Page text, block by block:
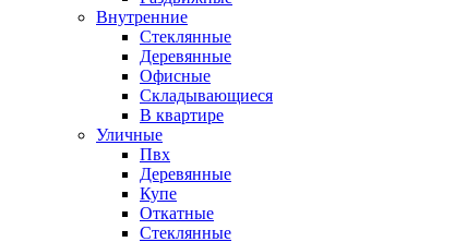
Внутренние
Стеклянные
Деревянные
Офисные
Складывающиеся
В квартире
Уличные
Пвх
Деревянные
Купе
Откатные
Стеклянные